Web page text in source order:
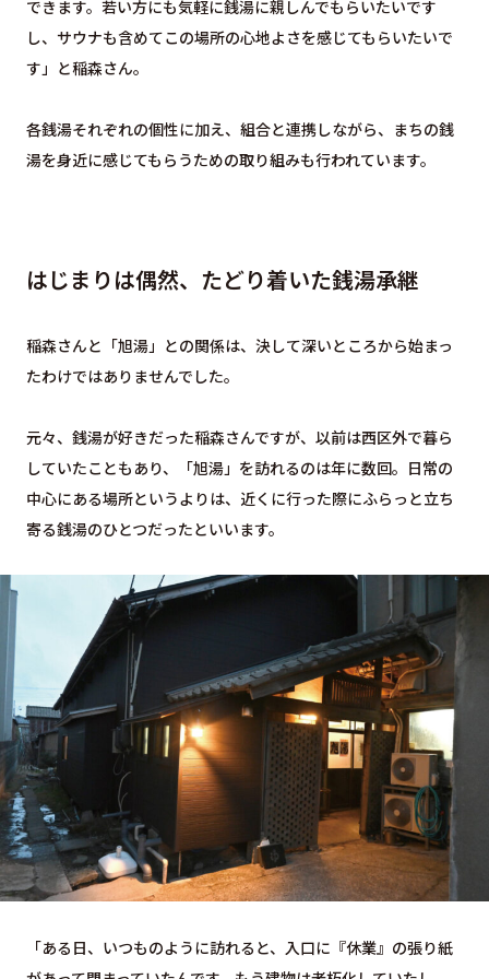
できます。若い方にも気軽に銭湯に親しんでもらいたいです
し、サウナも含めてこの場所の心地よさを感じてもらいたいで
す」と稲森さん。
各銭湯それぞれの個性に加え、組合と連携しながら、まちの銭
湯を身近に感じてもらうための取り組みも行われています。
はじまりは偶然、たどり着いた銭湯承継
稲森さんと「旭湯」との関係は、決して深いところから始まっ
たわけではありませんでした。
元々、銭湯が好きだった稲森さんですが、以前は西区外で暮ら
していたこともあり、「旭湯」を訪れるのは年に数回。日常の
中心にある場所というよりは、近くに行った際にふらっと立ち
寄る銭湯のひとつだったといいます。
「ある日、いつものように訪れると、入口に『休業』の張り紙